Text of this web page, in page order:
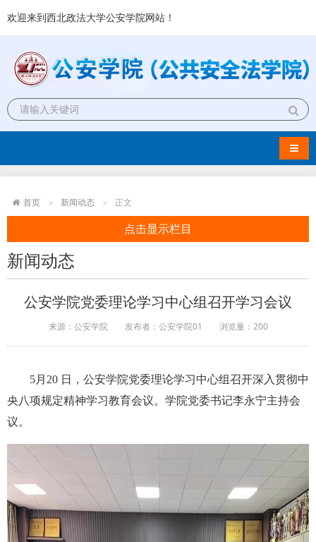
欢迎来到西北政法大学公安学院网站！
导航
首页 新闻动态 正文
点击显示栏目
新闻动态
公安学院党委理论学习中心组召开学习会议
来源：公安学院 发布者：公安学院01 浏览量： 200
5月20 日，公安学院党委理论学习中心组召开深入贯彻中
央八项规定精神学习教育会议。学院党委书记李永宁主持会
议。